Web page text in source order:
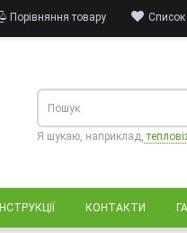
Порівняння товару
Я шукаю, наприклад,
ІНСТРУКЦІЇ КОНТАКТИ